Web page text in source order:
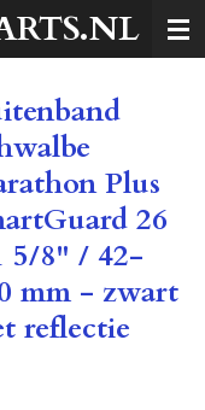
Plus
26
5/8" / 42-
mm - zwart
reflectie